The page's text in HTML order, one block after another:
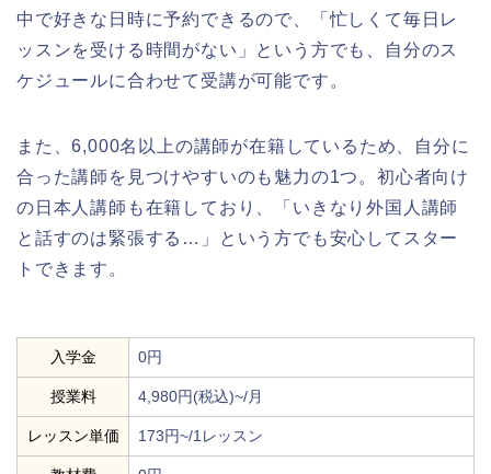
中で好きな日時に予約できるので、「忙しくて毎日レ
ッスンを受ける時間がない」という方でも、自分のス
ケジュールに合わせて受講が可能です。
また、6,000名以上の講師が在籍しているため、自分に
合った講師を見つけやすいのも魅力の1つ。初心者向け
の日本人講師も在籍しており、「いきなり外国人講師
と話すのは緊張する…」という方でも安心してスター
トできます。
入学金 0円
授業料 4,980円(税込)~/月
レッスン単価 173円~/1レッスン